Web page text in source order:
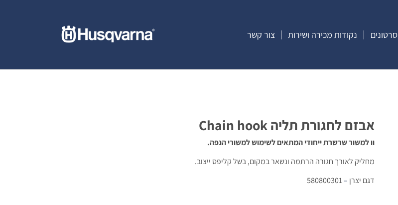
סרטונים נקודות מכירה ושירות צור קשר
אבזם לחגורת תליה Chain hook
וו למשור שרשרת ייחודי המתאים לשימוש למשורי הנפה.
מחליק לאורך חגורה הרתמה ונשאר במקום, בשל קליפס ייצוב.
דגם יצרן –